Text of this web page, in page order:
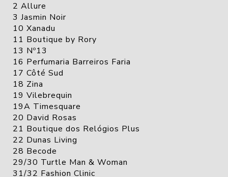
2 Allure
3 Jasmin Noir
10 Xanadu
11 Boutique by Rory
13 Nº13
16 Perfumaria Barreiros Faria
17 Côté Sud
18 Zina
19 Vilebrequin
19A Timesquare
20 David Rosas
21 Boutique dos Relógios Plus
22 Dunas Living
28 Becode
29/30 Turtle Man & Woman
31/32 Fashion Clinic